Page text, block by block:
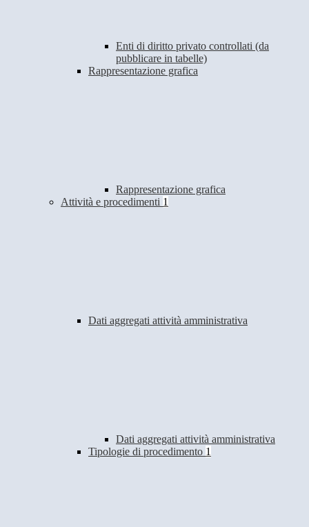
Enti di diritto privato controllati (da
pubblicare in tabelle)
Rappresentazione grafica
Rappresentazione grafica
Attività e procedimenti 1
Dati aggregati attività amministrativa
Dati aggregati attività amministrativa
Tipologie di procedimento 1